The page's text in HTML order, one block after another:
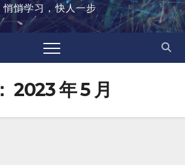
悄悄学习，快人一步
2023 年 5 月